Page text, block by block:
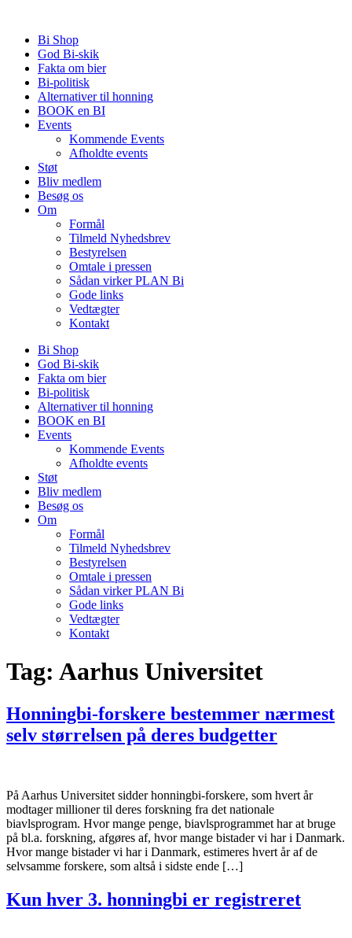
indholdBi Shop
God Bi-skik
Fakta om bier
Bi-politisk
Alternativer til honning
BOOK en BI
Events
Kommende Events
Afholdte events
Støt
Bliv medlem
Besøg os
Om
Formål
Tilmeld Nyhedsbrev
Bestyrelsen
Omtale i pressen
Sådan virker PLAN Bi
Gode links
Vedtægter
Kontakt
Bi Shop
God Bi-skik
Fakta om bier
Bi-politisk
Alternativer til honning
BOOK en BI
Events
Kommende Events
Afholdte events
Støt
Bliv medlem
Besøg os
Om
Formål
Tilmeld Nyhedsbrev
Bestyrelsen
Omtale i pressen
Sådan virker PLAN Bi
Gode links
Vedtægter
Kontakt
Tag: Aarhus Universitet
Honningbi-forskere bestemmer nærmest
selv størrelsen på deres budgetter
På Aarhus Universitet sidder honningbi-forskere, som hvert år
modtager millioner til deres forskning fra det nationale
biavlsprogram. Hvor mange penge, biavlsprogrammet har at bruge
på bl.a. forskning, afgøres af, hvor mange bistader vi har i Danmark.
Hvor mange bistader vi har i Danmark, estimeres hvert år af de
selvsamme forskere, som altså i sidste ende […]
Kun hver 3. honningbi er registreret